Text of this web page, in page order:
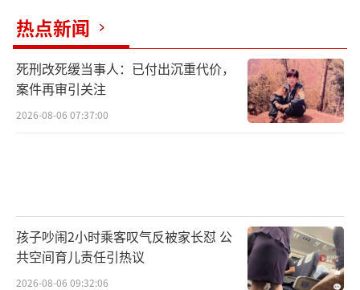
热点新闻
死刑改死缓当事人：已付出沉重代价，
案件再审引关注
2026-08-06 07:37:00
孩子吵闹2小时乘客叹气反被家长怼 公
共空间育儿责任引热议
2026-08-06 09:32:06